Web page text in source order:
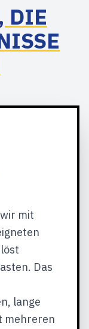
DIE
mit
Das
lange
mehreren